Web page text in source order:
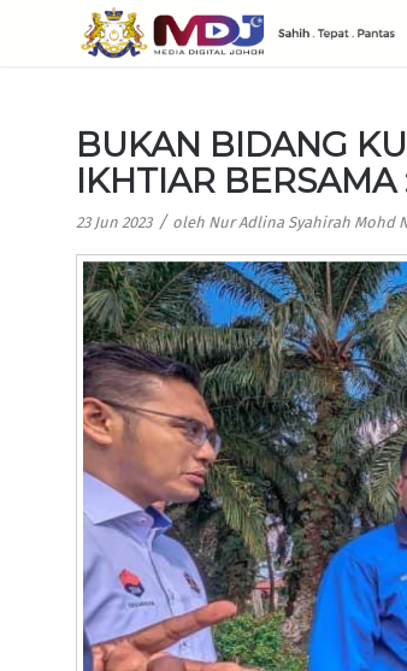
BUKAN BIDANG
IKHTIAR
23 Jun 2023 / oleh Nur Adlina Syahirah Mohd